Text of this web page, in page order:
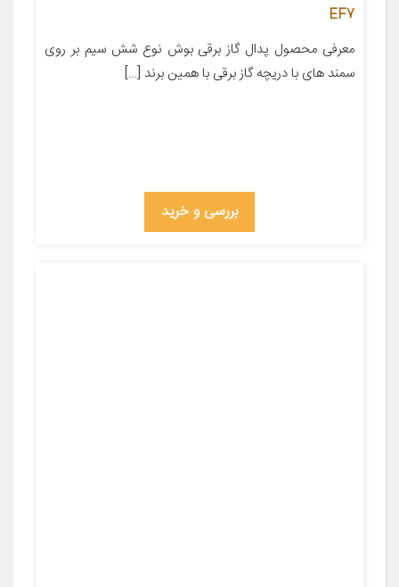
EF7
معرفی محصول پدال گاز برقی بوش نوع شش سیم بر روی
سمند های با دریچه گاز برقی با همین برند […]
بررسی و خرید